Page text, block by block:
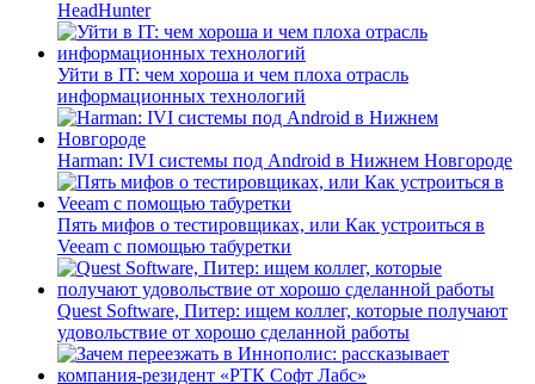
HeadHunter
Уйти в IT: чем хороша и чем плоха отрасль
информационных технологий
Harman: IVI системы под Android в Нижнем Новгороде
Пять мифов о тестировщиках, или Как устроиться в
Veeam с помощью табуретки
Quest Software, Питер: ищем коллег, которые получают
удовольствие от хорошо сделанной работы